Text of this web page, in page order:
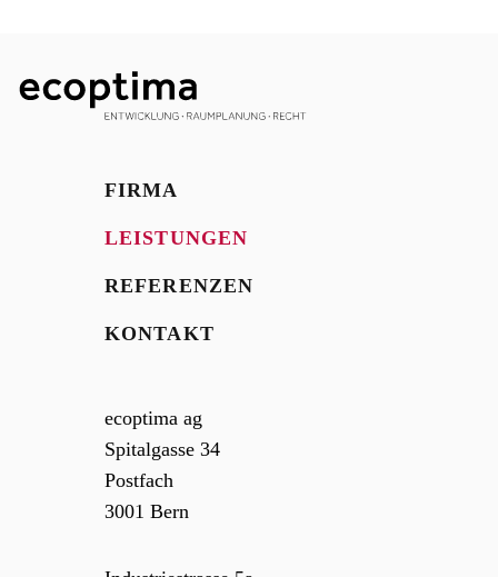
FIRMA
LEISTUNGEN
REFERENZEN
KONTAKT
ecoptima ag
Spitalgasse 34
Postfach
3001 Bern